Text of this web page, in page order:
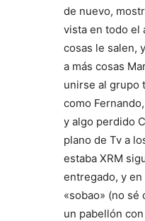
de nuevo,
vista en todo el
cosas le salen,
a más cosas
unirse al grupo
como
y algo perdido
plano de Tv a
estaba XRM
entregado, y
«sobao» (no
un pabellón